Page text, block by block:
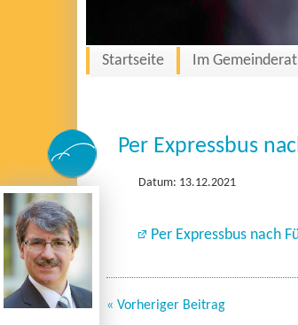
Startseite Im Gemeinderat
Per Expressbus
Datum: 13.12.2021
Per Expressbus nach
« Vorheriger Beitrag